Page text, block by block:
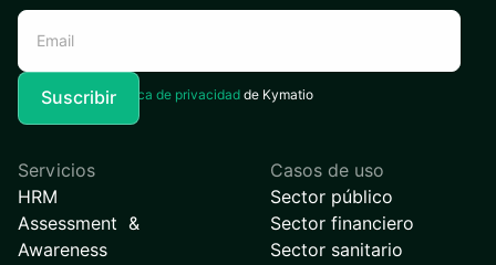
Acepto laPolítica de privacidad de Kymatio
Servicios
HRM
Assessment &
Awareness
Casos de uso
Sector público
Sector financiero
Sector sanitario